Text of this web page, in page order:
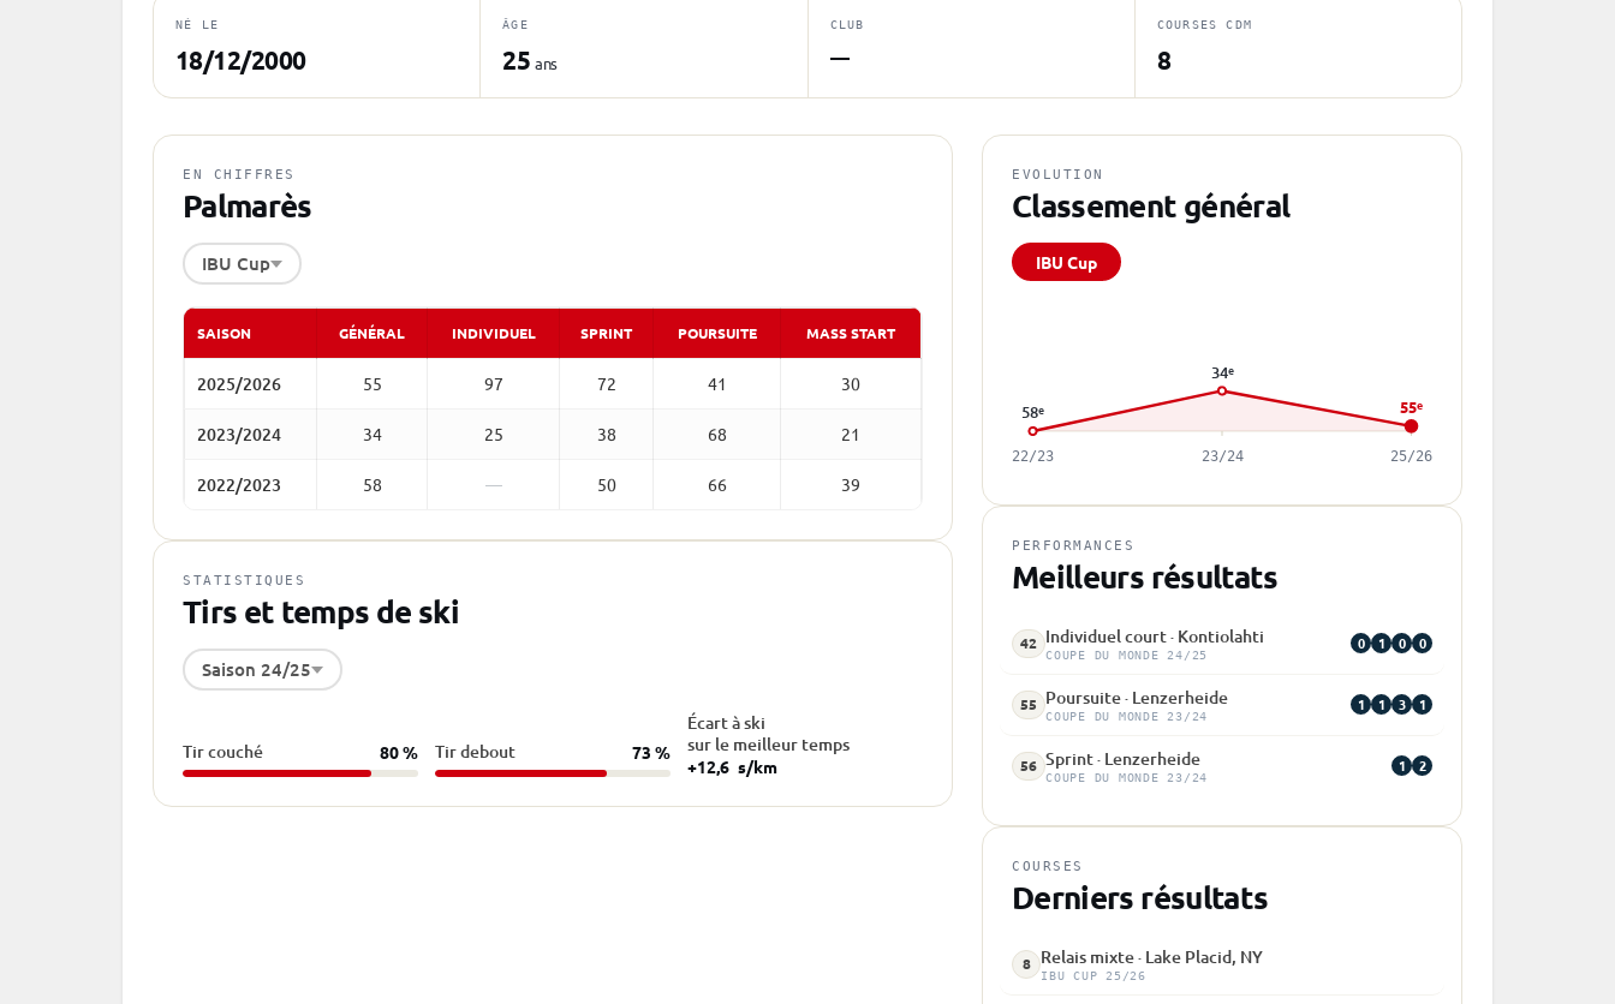
NÉ LE
18/12/2000
ÂGE
25 ans
CLUB
—
COURSES CDM
8
EN CHIFFRES
Palmarès
IBU Cup
SAISON GÉNÉRAL INDIVIDUEL SPRINT POURSUITE MASS START
2025/2026 55 97 72 41 30
2023/2024 34 25 38 68 21
2022/2023 58 — 50 66 39
STATISTIQUES
Tirs et temps de ski
Saison 24/25
Tir couché 80 % Tir debout 73 %
Écart à ski
sur le meilleur temps
+12,6 s/km
EVOLUTION
Classement général
IBU Cup
58e
22/23
34e
23/24
55e
25/26
PERFORMANCES
Meilleurs résultats
42 Individuel court · Kontiolahti
COUPE DU MONDE 24/25
0 1 0 0
55 Poursuite · Lenzerheide
COUPE DU MONDE 23/24
1 1 3 1
56 Sprint · Lenzerheide
COUPE DU MONDE 23/24
1 2
COURSES
Derniers résultats
8 Relais mixte · Lake Placid, NY
IBU CUP 25/26